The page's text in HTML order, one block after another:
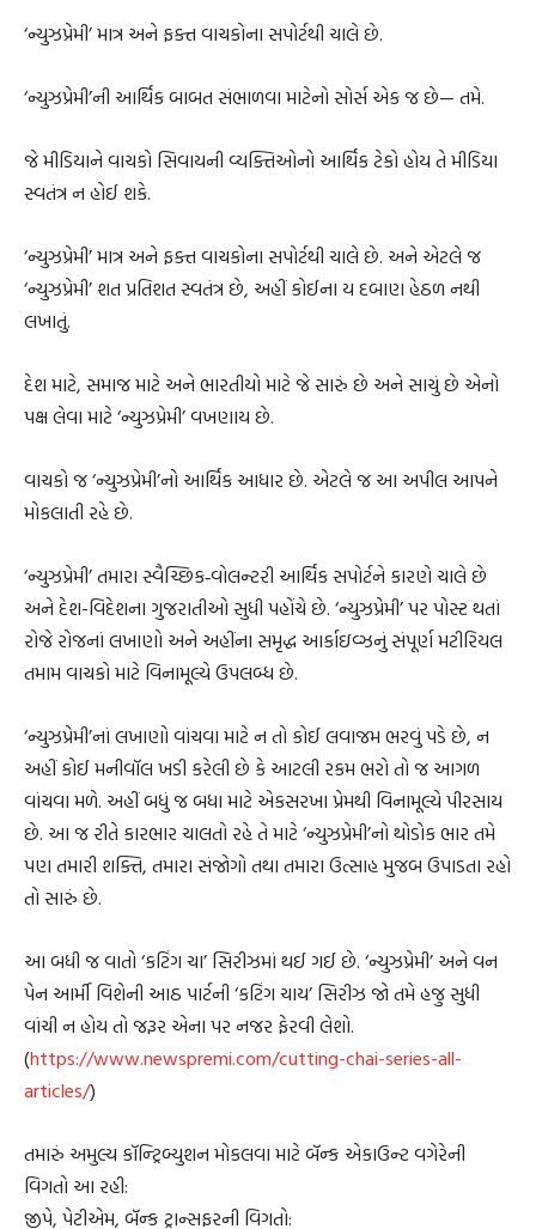
‘ન્યુઝપ્રેમી’ માત્ર અને ફક્ત વાચકોના સપોર્ટથી ચાલે છે.
‘ન્યુઝપ્રેમી’ની આર્થિક બાબત સંભાળવા માટેનો સોર્સ એક જ છે— તમે.
જે મીડિયાને વાચકો સિવાયની વ્યક્તિઓનો આર્થિક ટેકો હોય તે મીડિયા
સ્વતંત્ર ન હોઈ શકે.
‘ન્યુઝપ્રેમી’ માત્ર અને ફક્ત વાચકોના સપોર્ટથી ચાલે છે. અને એટલે જ
‘ન્યુઝપ્રેમી’ શત પ્રતિશત સ્વતંત્ર છે, અહીં કોઈના ય દબાણ હેઠળ નથી
લખાતું.
દેશ માટે, સમાજ માટે અને ભારતીયો માટે જે સારું છે અને સાચું છે એનો
પક્ષ લેવા માટે ‘ન્યુઝપ્રેમી’ વખણાય છે.
વાચકો જ ‘ન્યુઝપ્રેમી’નો આર્થિક આધાર છે. એટલે જ આ અપીલ આપને
મોકલાતી રહે છે.
‘ન્યુઝપ્રેમી’ તમારા સ્વૈચ્છિક‐વોલન્ટરી આર્થિક સપોર્ટને કારણે ચાલે છે
અને દેશ-વિદેશના ગુજરાતીઓ સુધી પહોંચે છે. ‘ન્યુઝપ્રેમી’ પર પોસ્ટ થતાં
રોજે રોજનાં લખાણો અને અહીંના સમૃદ્ધ આર્કાઇવ્ઝનું સંપૂર્ણ મટીરિયલ
તમામ વાચકો માટે વિનામૂલ્યે ઉપલબ્ધ છે.
‘ન્યુઝપ્રેમી’નાં લખાણો વાંચવા માટે ન તો કોઈ લવાજમ ભરવું પડે છે, ન
અહીં કોઈ મનીવૉલ ખડી કરેલી છે કે આટલી રકમ ભરો તો જ આગળ
વાંચવા મળે. અહીં બધું જ બધા માટે એકસરખા પ્રેમથી વિનામૂલ્યે પીરસાય
છે. આ જ રીતે કારભાર ચાલતો રહે તે માટે ‘ન્યુઝપ્રેમી’નો થોડોક ભાર તમે
પણ તમારી શક્તિ, તમારા સંજોગો તથા તમારા ઉત્સાહ મુજબ ઉપાડતા રહો
તો સારું છે.
આ બધી જ વાતો ‘કટિંગ ચા’ સિરીઝમાં થઈ ગઈ છે. ‘ન્યુઝપ્રેમી’ અને વન
પેન આર્મી વિશેની આઠ પાર્ટની ‘કટિંગ ચાય’ સિરીઝ જો તમે હજુ સુધી
વાંચી ન હોય તો જરૂર એના પર નજર ફેરવી લેશો.
(https://www.newspremi.com/cutting-chai-series-all-
articles/)
તમારું અમુલ્ય કૉન્ટ્રિબ્યુશન મોકલવા માટે બૅન્ક એકાઉન્ટ વગેરેની
વિગતો આ રહી:
જીપે, પેટીએમ, બૅન્ક ટ્રાન્સફરની વિગતો: